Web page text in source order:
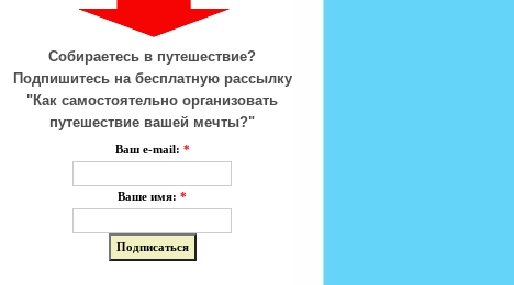
Собираетесь в путешествие?
Подпишитесь на бесплатную рассылку
"Как самостоятельно организовать
путешествие вашей мечты?"
Ваш e-mail: *
Ваше имя: *